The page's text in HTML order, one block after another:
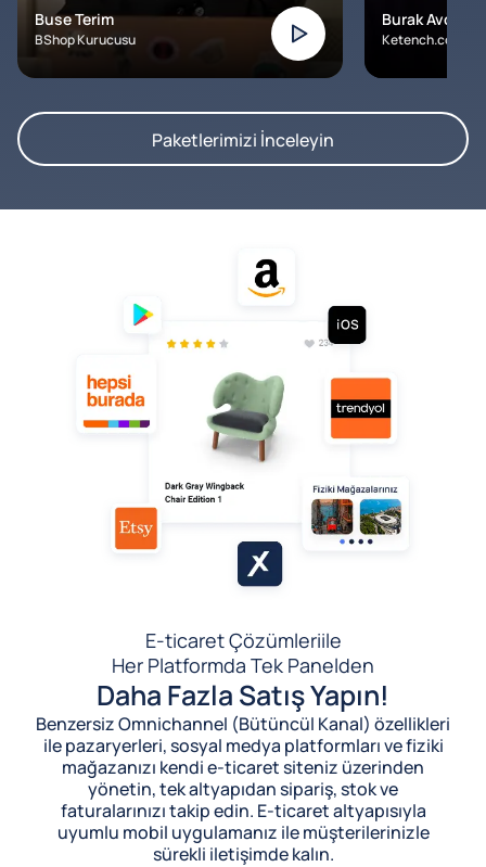
Buse Terim
BShop Kurucusu
Burak Avcılar
Ketench.com –
Paketlerimizi İnceleyin
E-ticaret Çözümleriile
Her Platformda Tek Panelden
Daha Fazla Satış Yapın!
Benzersiz Omnichannel (Bütüncül Kanal) özellikleri
ile pazaryerleri, sosyal medya platformları ve fiziki
mağazanızı kendi e-ticaret siteniz üzerinden
yönetin, tek altyapıdan sipariş, stok ve
faturalarınızı takip edin. E-ticaret altyapısıyla
uyumlu mobil uygulamanız ile müşterilerinizle
sürekli iletişimde kalın.